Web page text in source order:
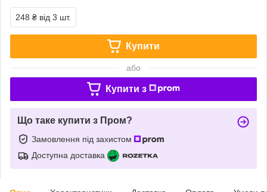
248 ₴ від 3 шт.
Купити
або
Купити з
Що таке купити з Пром?
Замовлення під захистом
Доступна доставка